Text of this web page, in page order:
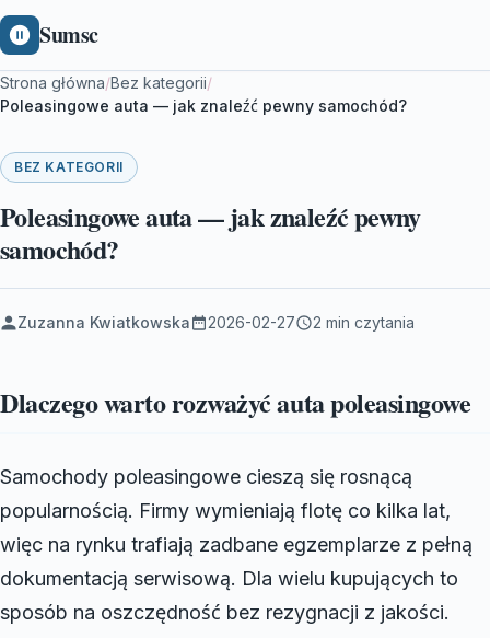
Sumsc
Strona główna/Bez kategorii/
Poleasingowe auta — jak znaleźć pewny samochód?
BEZ KATEGORII
Poleasingowe auta — jak znaleźć pewny
samochód?
Zuzanna Kwiatkowska 2026-02-27 2 min czytania
Dlaczego warto rozważyć auta poleasingowe
Samochody poleasingowe cieszą się rosnącą
popularnością. Firmy wymieniają flotę co kilka lat,
więc na rynku trafiają zadbane egzemplarze z pełną
dokumentacją serwisową. Dla wielu kupujących to
sposób na oszczędność bez rezygnacji z jakości.